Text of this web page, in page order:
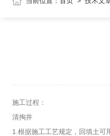
施工过程：
清掏井
1.根据施工工艺规定，回填土可